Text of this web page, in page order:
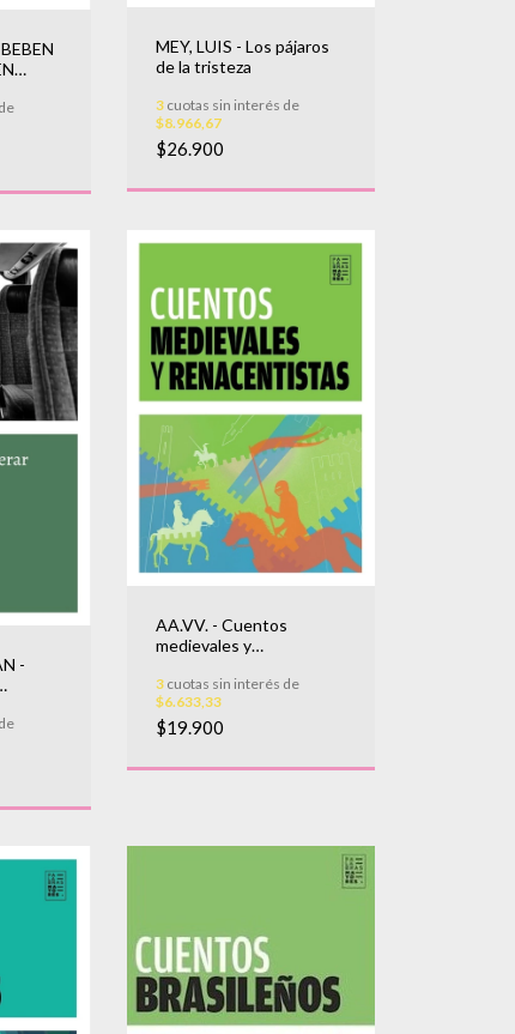
MEY, LUIS - Los pájaros
de la tristeza
3cuotas sin interés de
$8.966,67
$26.900
-
AA.VV. - Cuentos
medievales y
3cuotas sin interés de
$6.633,33
$19.900